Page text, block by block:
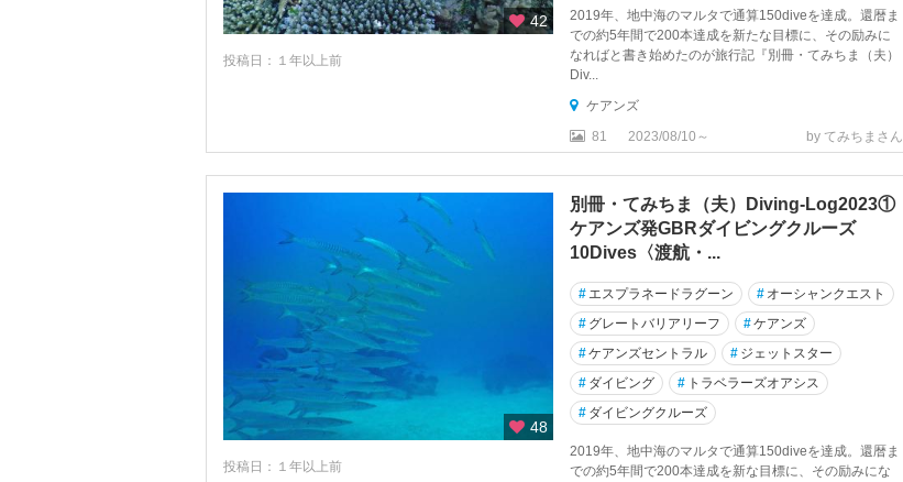
マウントガンビア
モンキーマイア
モートン島
リザート島
リッチフィールド国立公園周辺
リンデマン島
レディエリオット島
ロックハンプトン
42
投稿日：１年以上前
2019年、地中海のマルタで通算150diveを達成。還暦ま
での約5年間で200本達成を新たな目標に、その励みに
なればと書き始めたのが旅行記『別冊・てみちま（夫）
Div...
ケアンズ
81
2023/08/10～ by てみちまさん
48
投稿日：１年以上前
別冊・てみちま（夫）Diving-Log2023①
ケアンズ発GBRダイビングクルーズ
10Dives〈渡航・...
# エスプラネードラグーン # オーシャンクエスト
# グレートバリアリーフ #ケアンズ
#ケアンズセントラル # ジェットスター
# ダイビング # トラベラーズオアシス
# ダイビングクルーズ
2019年、地中海のマルタで通算150diveを達成。還暦ま
での約5年間で200本達成を新な目標に、その励みにな